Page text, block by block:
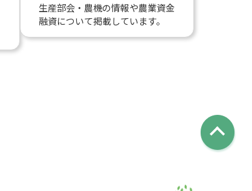
生産部会・農機の情報や農業資金
融資について掲載しています。